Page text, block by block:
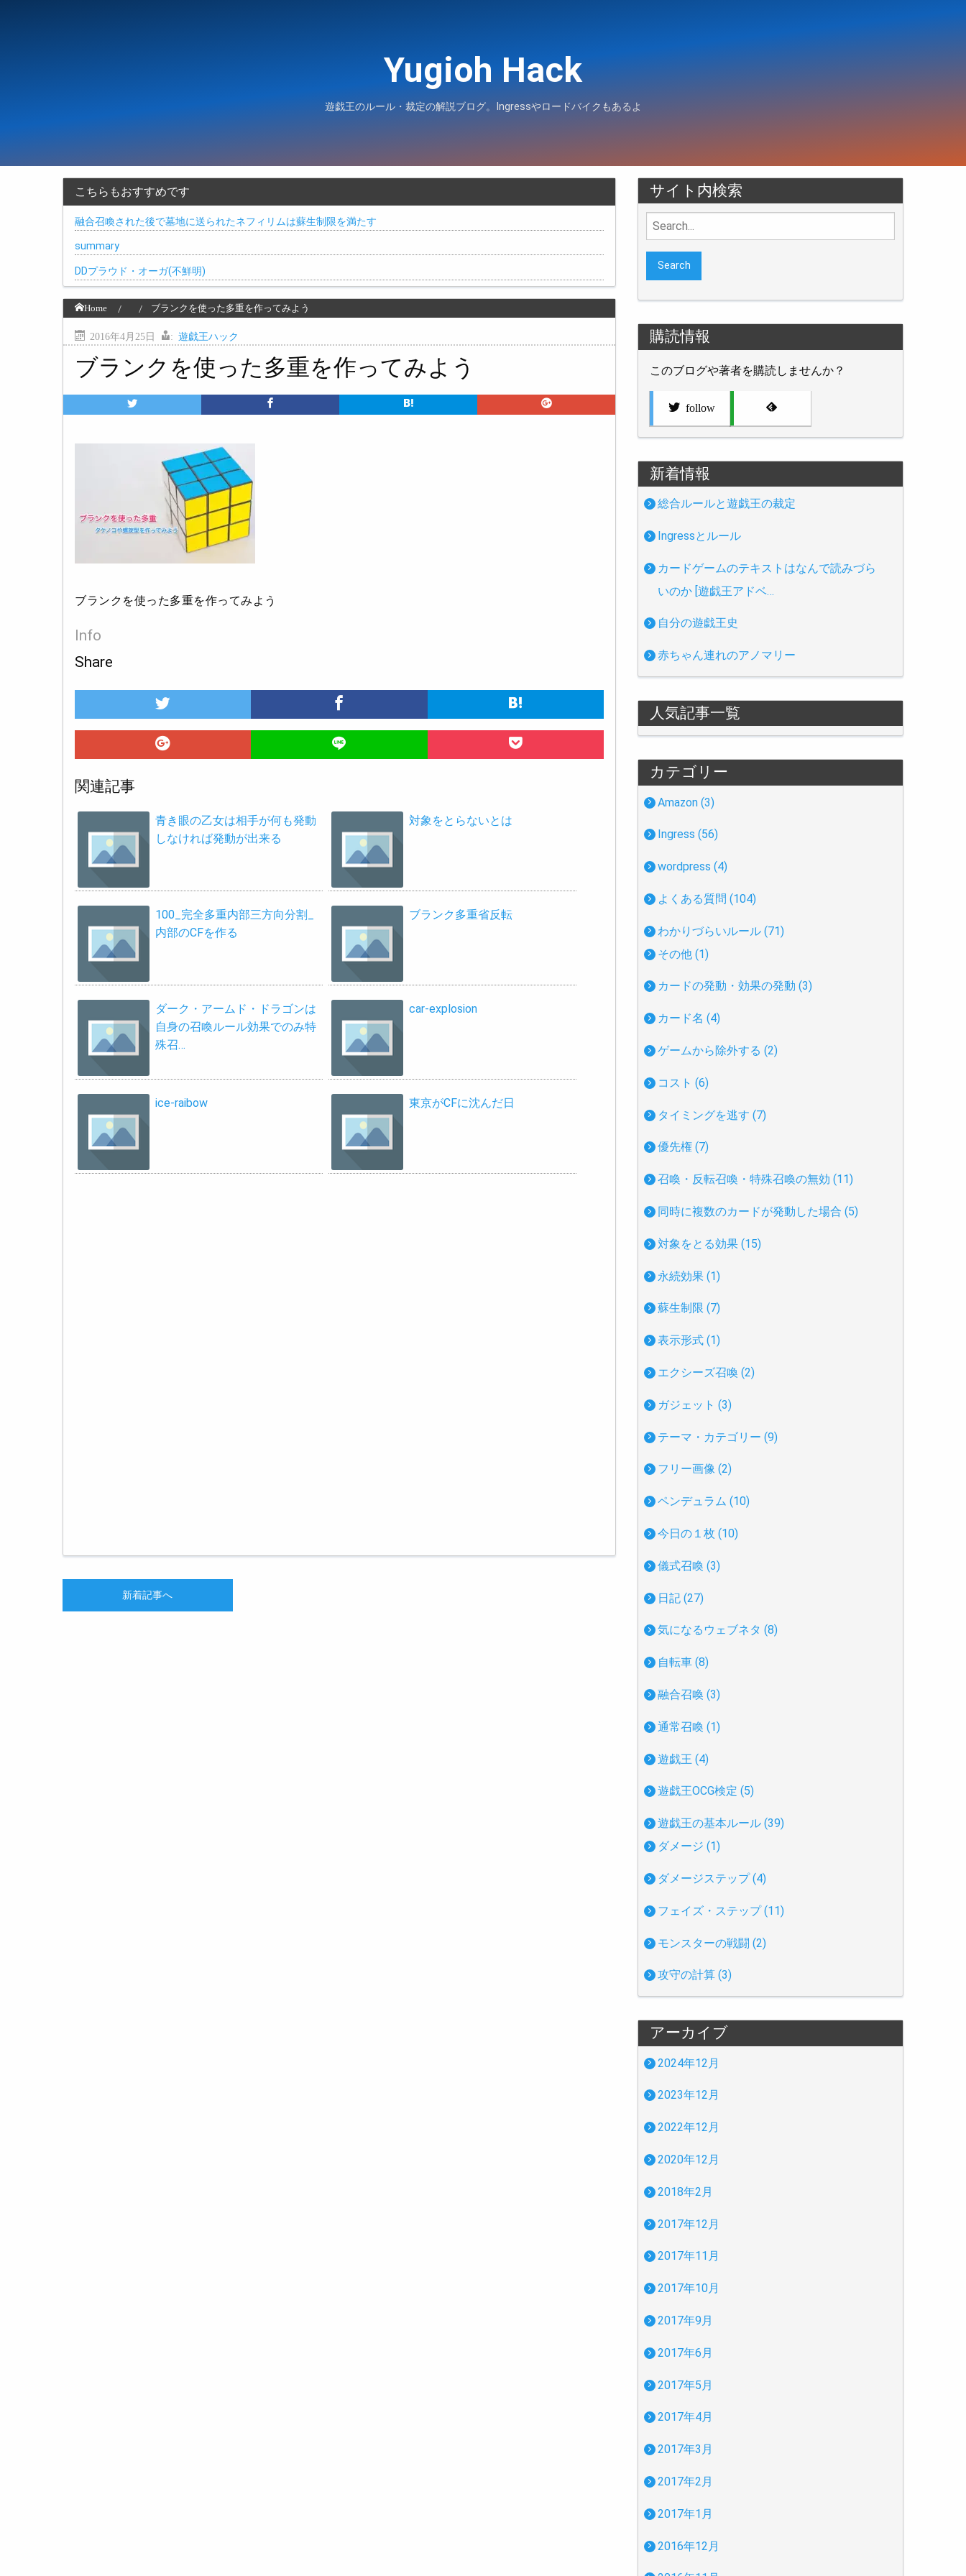
Yugioh Hack
遊戯王のルール・裁定の解説ブログ。Ingressやロードバイクもあるよ
こちらもおすすめです
融合召喚された後で墓地に送られたネフィリムは蘇生制限を満たす
summary
DDプラウド・オーガ(不鮮明)
Home ブランクを使った多重を作ってみよう
2016年4月25日 : 遊戯王ハック
ブランクを使った多重を作ってみよう
ブランクを使った多重を作ってみよう
Info
Share
関連記事
青き眼の乙女は相手が何も発動
しなければ発動が出来る
対象をとらないとは
100_完全多重内部三方向分割_
内部のCFを作る
ブランク多重省反転
ダーク・アームド・ドラゴンは
自身の召喚ルール効果でのみ特
殊召…
car-explosion
ice-raibow 東京がCFに沈んだ日
新着記事へ
サイト内検索
Search
for:
購読情報
このブログや著者を購読しませんか？
follow
新着情報
総合ルールと遊戯王の裁定
Ingressとルール
カードゲームのテキストはなんで読みづら
いのか [遊戯王アドベ…
自分の遊戯王史
赤ちゃん連れのアノマリー
人気記事一覧
カテゴリー
Amazon (3)
Ingress (56)
wordpress (4)
よくある質問 (104)
わかりづらいルール (71)
その他 (1)
カードの発動・効果の発動 (3)
カード名 (4)
ゲームから除外する (2)
コスト (6)
タイミングを逃す (7)
優先権 (7)
召喚・反転召喚・特殊召喚の無効 (11)
同時に複数のカードが発動した場合 (5)
対象をとる効果 (15)
永続効果 (1)
蘇生制限 (7)
表示形式 (1)
エクシーズ召喚 (2)
ガジェット (3)
テーマ・カテゴリー (9)
フリー画像 (2)
ペンデュラム (10)
今日の１枚 (10)
儀式召喚 (3)
日記 (27)
気になるウェブネタ (8)
自転車 (8)
融合召喚 (3)
通常召喚 (1)
遊戯王 (4)
遊戯王OCG検定 (5)
遊戯王の基本ルール (39)
ダメージ (1)
ダメージステップ (4)
フェイズ・ステップ (11)
モンスターの戦闘 (2)
攻守の計算 (3)
アーカイブ
2024年12月
2023年12月
2022年12月
2020年12月
2018年2月
2017年12月
2017年11月
2017年10月
2017年9月
2017年6月
2017年5月
2017年4月
2017年3月
2017年2月
2017年1月
2016年12月